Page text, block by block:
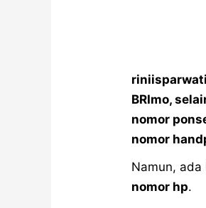
BRImo,
nomor
nomor
Namun,
nomor hp.